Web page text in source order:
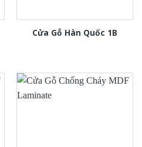
Cửa Gỗ Hàn Quốc 1B